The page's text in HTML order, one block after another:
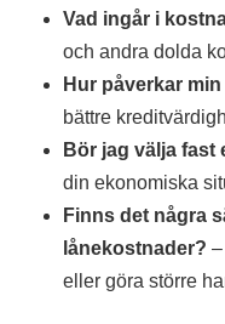
Vad ingår i
och andra dolda
Hur påverkar
bättre
Bör jag välja fast
din ekonomiska
Finns det några
lånekostnader?
eller göra större